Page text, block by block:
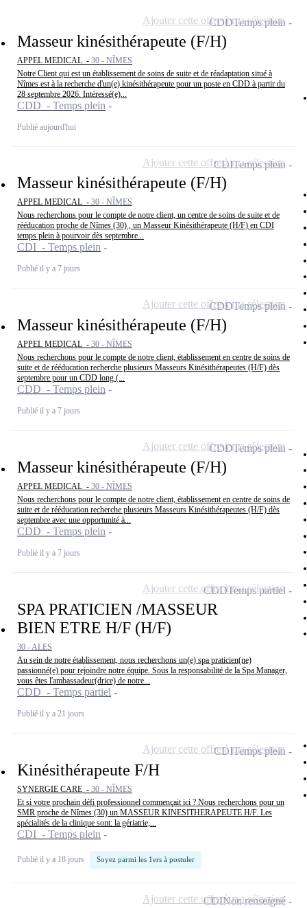
Masseur kinésithérapeute (F/H)
APPEL MEDICAL - 30 - NÎMES
Notre Client qui est un établissement de soins de suite et de réadaptation situé à
Nîmes est à la recherche d'un(e) kinésithérapeute pour un poste en CDD à partir du
28 septembre 2026. Intéressé(e)...
CDD - Temps plein
Publié aujourd'hui
CDDTemps plein
Ajouter cette offre à ma sélection
Masseur kinésithérapeute (F/H)
APPEL MEDICAL - 30 - NÎMES
Nous recherchons pour le compte de notre client, un centre de soins de suite et de
rééducation proche de Nîmes (30) , un Masseur Kinésithérapeute (H/F) en CDI
temps plein à pourvoir dès septembre...
CDI - Temps plein
Publié il y a 7 jours
CDITemps plein
Ajouter cette offre à ma sélection
Masseur kinésithérapeute (F/H)
APPEL MEDICAL - 30 - NÎMES
Nous recherchons pour le compte de notre client, établissement en centre de soins de
suite et de rééducation recherche plusieurs Masseurs Kinésithérapeutes (H/F) dès
septembre pour un CDD long (...
CDD - Temps plein
Publié il y a 7 jours
CDDTemps plein
Ajouter cette offre à ma sélection
Masseur kinésithérapeute (F/H)
APPEL MEDICAL - 30 - NÎMES
Nous recherchons pour le compte de notre client, établissement en centre de soins de
suite et de rééducation recherche plusieurs Masseurs Kinésithérapeutes (H/F) dès
septembre avec une opportunité à...
CDD - Temps plein
Publié il y a 7 jours
CDDTemps plein
Ajouter cette offre à ma sélection
SPA PRATICIEN /MASSEUR
BIEN ETRE H/F (H/F)
30 - ALES
Au sein de notre établissement, nous recherchons un(e) spa praticien(ne)
passionné(e) pour rejoindre notre équipe. Sous la responsabilité de la Spa Manager,
vous êtes l'ambassadeur(drice) de notre...
CDD - Temps partiel
Publié il y a 21 jours
CDDTemps partiel
Ajouter cette offre à ma sélection
Kinésithérapeute F/H
SYNERGIE CARE - 30 - NÎMES
Et si votre prochain défi professionnel commençait ici ? Nous recherchons pour un
SMR proche de Nîmes (30) un MASSEUR KINESITHERAPEUTE H/F. Les
spécialités de la clinique sont: la gériatrie,...
CDI - Temps plein
Publié il y a 18 jours Soyez parmi les 1ers à postuler
CDITemps plein
Ajouter cette offre à ma sélection
CDINon renseigné
Ajouter cette offre à ma sélection